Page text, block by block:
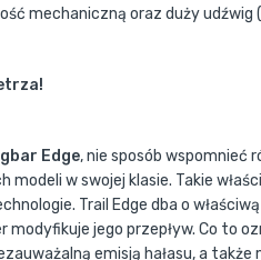
mechaniczną oraz duży udźwig
Edge, nie sposób wspomnieć
modeli w swojej klasie. Takie
Trail Edge dba o
modyfikuje jego przepływ. Co to
emisją hałasu, a